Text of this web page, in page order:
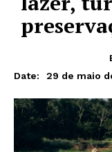
Date:
29 de maio